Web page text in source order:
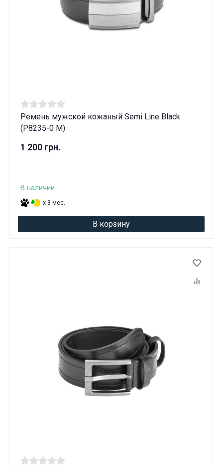
Ремень мужской кожаный Semi Line Black
(P8235-0 M)
1 200 грн.
В наличии
x 3 мес.
В корзину